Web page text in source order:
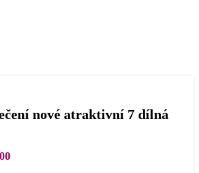
nové atraktivní 7 dílná
Aktuální